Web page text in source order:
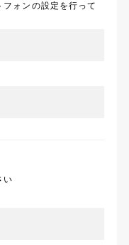
ォンの設定を行って
い